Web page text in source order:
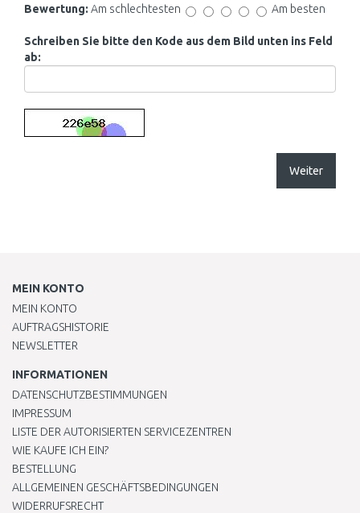
Bewertung: Am schlechtesten Am besten
Schreiben Sie bitte den Kode aus dem Bild unten ins Feld
ab:
Weiter
MEIN KONTO
MEIN KONTO
AUFTRAGSHISTORIE
NEWSLETTER
INFORMATIONEN
DATENSCHUTZBESTIMMUNGEN
IMPRESSUM
LISTE DER AUTORISIERTEN SERVICEZENTREN
WIE KAUFE ICH EIN?
BESTELLUNG
ALLGEMEINEN GESCHÄFTSBEDINGUNGEN
WIDERRUFSRECHT